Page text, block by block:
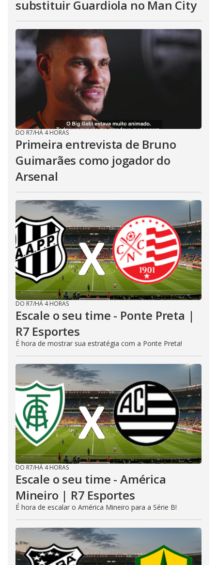
substituir Guardiola no Man City
DO R7/HÁ 4 HORAS
Primeira entrevista de Bruno
Guimarães como jogador do
Arsenal
DO R7/HÁ 4 HORAS
Escale o seu time - Ponte Preta |
R7 Esportes
É hora de mostrar sua estratégia com a Ponte Preta!
DO R7/HÁ 4 HORAS
Escale o seu time - América
Mineiro | R7 Esportes
É hora de escalar o América Mineiro para a Série B!